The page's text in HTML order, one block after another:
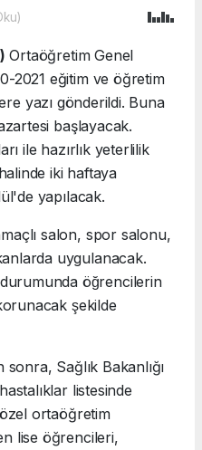
Ortaöğretim Genel
2021 eğitim ve öğretim
yazı gönderildi. Buna
başlayacak.
ile hazırlık yeterlilik
iki haftaya
yapılacak.
salon, spor salonu,
uygulanacak.
öğrencilerin
şekilde
Sağlık Bakanlığı
listesinde
ortaöğretim
lise öğrencileri,